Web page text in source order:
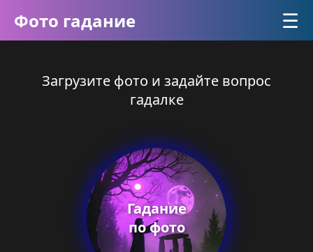
Фото гадание ☰
Загрузите фото и задайте вопрос
гадалке
Гадание
по фото